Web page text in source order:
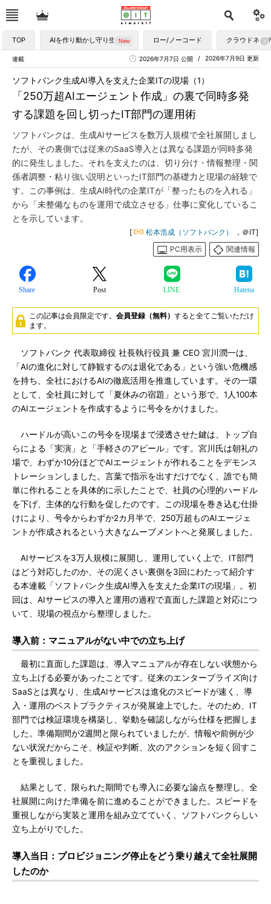
TOP AIを作り動かし守り生かす ロー/ノーコード クラウドネイ
連載 2026年7月9日 更新
2026年7月7日 公開
「250万超AIエージェント作成」の裏で同時多発
する課題を回し切ったIT部門の運用術
ソフトバンク生成AI導入を支えた企業ITの現場（1）
ソフトバンクは、生成AIサービスを数万人規模で全社展開しまし
たが、その裏側では従来のSaaS導入とは異なる課題が同時多発
的に発生しました。それを支えたのは、切り分け・情報整理・関
係者調整・粘り強い説明といったIT部門の基礎力と現場の経験で
す。この事例は、生成AI時代の企業ITが「整ったものを入れる」
から「未整備なものを運用で成立させる」仕事に変化しているこ
とを示しています。
[ 松本浩成（ソフトバンク）
，＠IT]
PC用表示
関連情報
Share Post LINE Hatena
この記事は会員限定です。 会員登録（無料） すると全てご覧いただけ
ます。
ソフトバンク 代表取締役 社長執行役員 兼 CEO 宮川潤一は、
「AIの進化に対して静観するのは退化である」という強い危機感
を持ち、全社におけるAIの徹底活用を推進しています。その一環
として、全社員に対して「夏休みの宿題」という形で、1人100本
のAIエージェントを作成するように号令をかけました。
ハードルが高いこの号令を現場まで浸透させた鍵は、トップ自
らによる「実演」と「手軽さのアピール」です。宮川氏は朝礼の
場で、わずか10分ほどでAIエージェントが作れることをデモンス
トレーションしました。言葉で指示を出すだけでなく、誰でも簡
単に作れることを具体的に示したことで、社員の心理的ハードル
を下げ、主体的な行動を促したのです。この現場を巻き込む仕掛
けにより、号令からわずか2カ月半で、250万超ものAIエージェ
ントが作成されるという大きなムーブメントへと発展しました。
AIサービスを3万人規模に展開し、運用していく上で、IT部門
はどう対応したのか、その泥くさい裏側を3回にわたって紹介す
る本連載「ソフトバンク生成AI導入を支えた企業ITの現場」。初
回は、AIサービスの導入と運用の過程で直面した課題と対応につ
いて、現場の視点から整理しました。
導入前：マニュアルがない中での立ち上げ
最初に直面した課題は、導入マニュアルが存在しない状態から
立ち上げる必要があったことです。従来のエンタープライズ向け
SaaSとは異なり、生成AIサービスは進化のスピードが速く、導
入・運用のベストプラクティスが発展途上でした。そのため、IT
部門では検証環境を構築し、挙動を確認しながら仕様を把握しま
した。準備期間が2週間と限られていましたが、情報や前例が少
ない状況だからこそ、検証や判断、次のアクションを短く回すこ
とを重視しました。
結果として、限られた期間でも導入に必要な論点を整理し、全
社展開に向けた準備を前に進めることができました。スピードを
重視しながら実装と運用を組み立てていく、ソフトバンクらしい
立ち上がりでした。
導入当日：プロビジョニング停止をどう乗り越えて全社展開
したのか